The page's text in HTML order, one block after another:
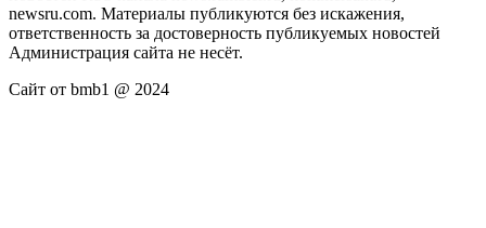
newsru.com. Материалы публикуются без искажения,
ответственность за достоверность публикуемых новостей
Администрация сайта не несёт.
Сайт от bmb1 @ 2024